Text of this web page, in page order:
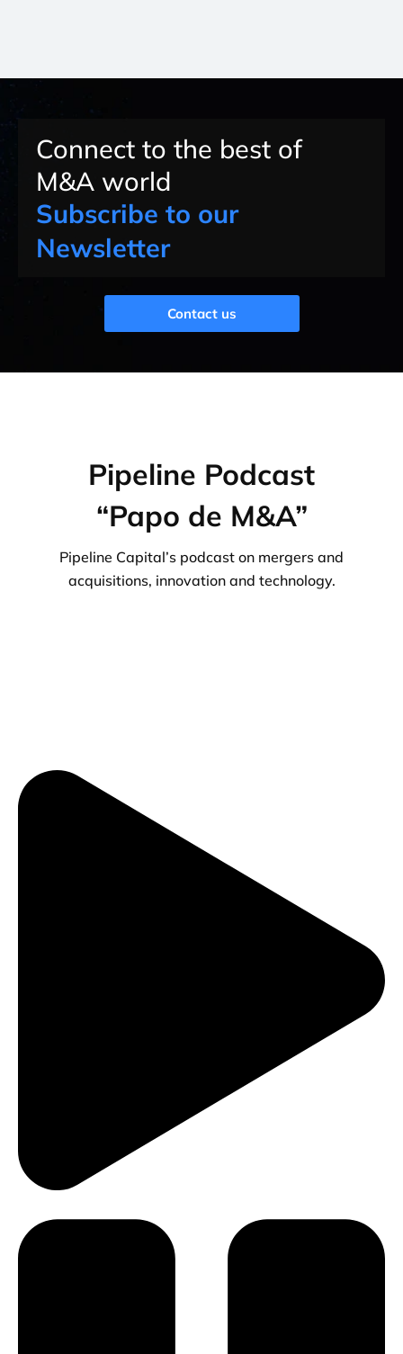
Connect to the best of
M&A world
Subscribe to our
Newsletter
Contact us
Pipeline Podcast
“Papo de M&A”
Pipeline Capital’s podcast on mergers and
acquisitions, innovation and technology.